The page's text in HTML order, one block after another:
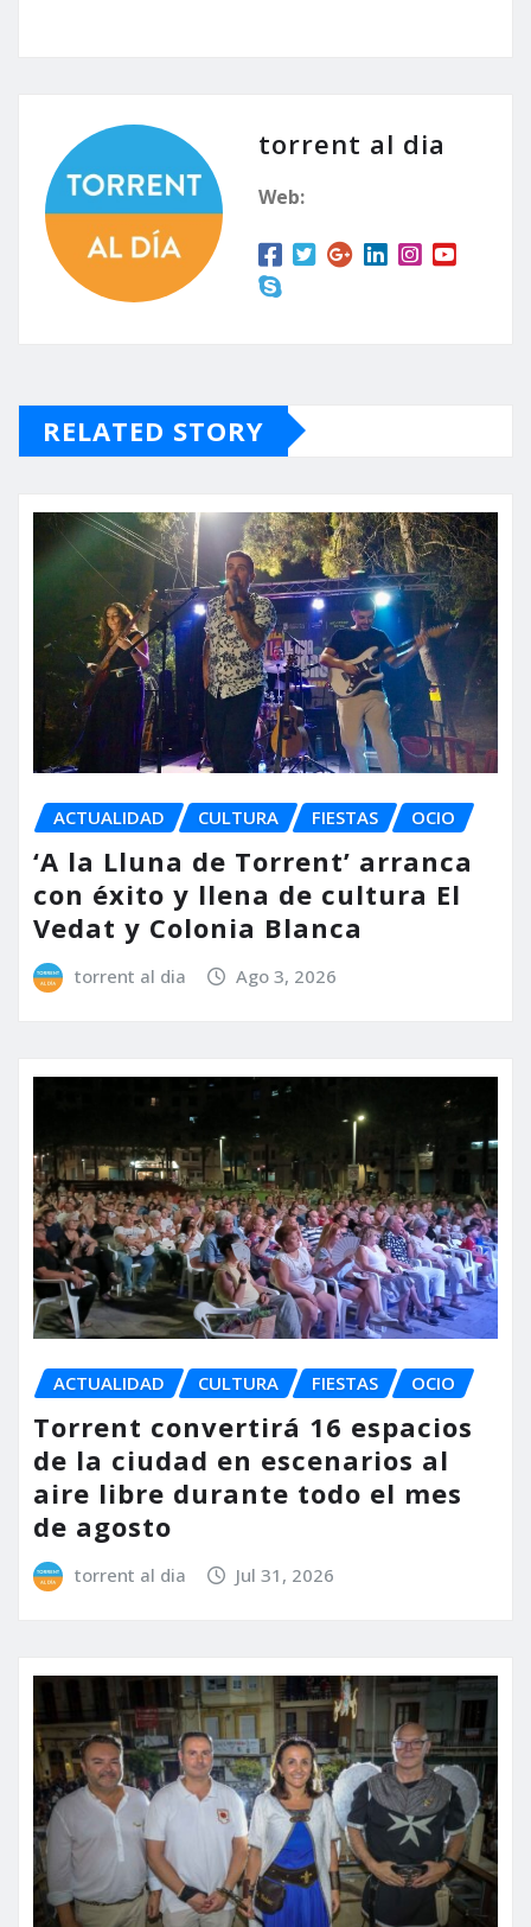
torrent al dia
Web:
RELATED STORY
ACTUALIDAD CULTURA FIESTAS OCIO
‘A la Lluna de Torrent’ arranca
con éxito y llena de cultura El
Vedat y Colonia Blanca
torrent al dia Ago 3, 2026
ACTUALIDAD CULTURA FIESTAS OCIO
Torrent convertirá 16 espacios
de la ciudad en escenarios al
aire libre durante todo el mes
de agosto
torrent al dia Jul 31, 2026